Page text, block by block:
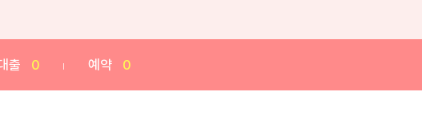
출 0 예약 0